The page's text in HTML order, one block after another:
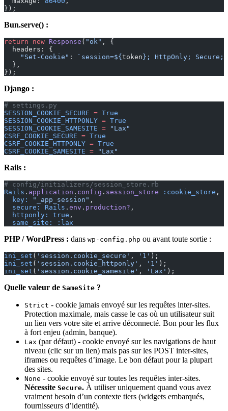
});
Bun.serve() :
return new Response ( "ok" , {
  headers: {
    "Set-Cookie"
: `session=${ token }; HttpOnly; Secure;
  },
});
Django :
# settings.py
SESSION_COOKIE_SECURE = True
SESSION_COOKIE_HTTPONLY = True
SESSION_COOKIE_SAMESITE = "Lax"
CSRF_COOKIE_SECURE = True
CSRF_COOKIE_HTTPONLY = True
CSRF_COOKIE_SAMESITE = "Lax"
Rails :
# config/initializers/session_store.rb
Rails . application . config . session_store :cookie_store ,
  key:
"_app_session" ,
  secure:
Rails . env . production? ,
  httponly:
true ,
  same_site:
:lax
PHP / WordPress : dans wp-config.php ou avant toute sortie :
ini_set ( 'session.cookie_secure' , '1' );
ini_set ( 'session.cookie_httponly' , '1' );
ini_set ( 'session.cookie_samesite' , 'Lax' );
Quelle valeur de SameSite ?
Strict - cookie jamais envoyé sur les requêtes inter-sites.
Protection maximale, mais casse le cas où un utilisateur suit
un lien vers votre site et arrive déconnecté. Bon pour les flux
à fort enjeu (admin, banque).
Lax (par défaut) - cookie envoyé sur les navigations de haut
niveau (clic sur un lien) mais pas sur les POST inter-sites,
iframes ou requêtes d’image. Le bon défaut pour la plupart
des sites.
None - cookie envoyé sur toutes les requêtes inter-sites.
Nécessite Secure. À utiliser uniquement quand vous avez
vraiment besoin d’un contexte tiers (widgets embarqués,
fournisseurs d’identité).